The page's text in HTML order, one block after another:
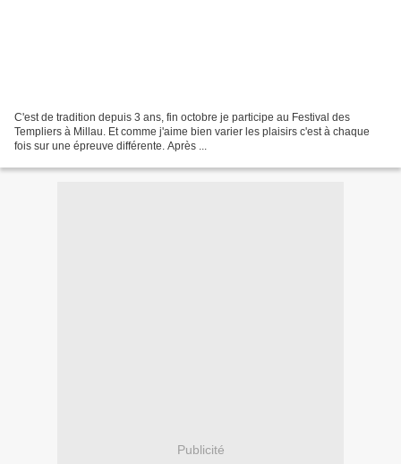
C'est de tradition depuis 3 ans, fin octobre je participe au Festival des
Templiers à Millau. Et comme j'aime bien varier les plaisirs c'est à chaque
fois sur une épreuve différente. Après ...
Publicité